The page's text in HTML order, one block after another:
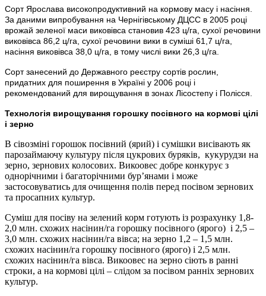
Сорт Ярослава високопродуктивний на кормову масу і насіння.
За даними випробування на Чернігівському ДЦСС в 2005 році
врожай зеленої маси виковівса становив 423 ц/га, сухої речовини
виковівса 86,2 ц/га, сухої речовини вики в суміші 61,7 ц/га,
насіння виковівса 38,0 ц/га, в тому числі вики 26,3 ц/га.
Сорт занесений до Державного реєстру сортів рослин,
придатних для поширення в Україні у 2006 році і
рекомендований для вирощування в зонах Лісостепу і Полісся.
Технологія вирощування горошку посівного на кормові цілі
і зерно
В сівозміні горошок посівний (ярий) і сумішки висівають як
парозаймаючу культуру після цукрових буряків, кукурудзи на
зерно, зернових колосових. Викоовес добре конкурує з
однорічними і багаторічними бур’янами і може
застосовуватись для очищення полів перед посівом зернових
та просапних культур.
Суміш для посіву на зелений корм готують із розрахунку 1,8-
2,0 млн. схожих насінин/га горошку посівного (ярого) і 2,5 –
3,0 млн. схожих насінин/га вівса; на зерно 1,2 – 1,5 млн.
схожих насінин/га горошку посівного (ярого) і 2,5 млн.
схожих насінин/га вівса. Викоовес на зерно сіють в ранні
строки, а на кормові цілі – слідом за посівом ранніх зернових
культур.